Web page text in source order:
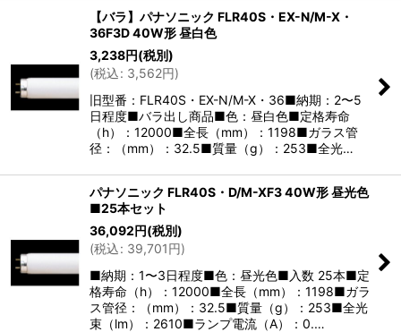
【バラ】パナソニック FLR40S・EX-N/M-X・
36F3D 40W形 昼白色
3,238円(税別)
(税込: 3,562円)
旧型番：FLR40S・EX-N/M-X・36■納期：2〜5
日程度■バラ出し商品■色：昼白色■定格寿命
（h）：12000■全長（mm）：1198■ガラス管
径：（mm）：32.5■質量（g）：253■全光…
パナソニック FLR40S・D/M-XF3 40W形 昼光色
■25本セット
36,092円(税別)
(税込: 39,701円)
■納期：1〜3日程度■色：昼光色■入数 25本■定
格寿命（h）：12000■全長（mm）：1198■ガラ
ス管径：（mm）：32.5■質量（g）：253■全光
束（lm）：2610■ランプ電流（A）：0.…